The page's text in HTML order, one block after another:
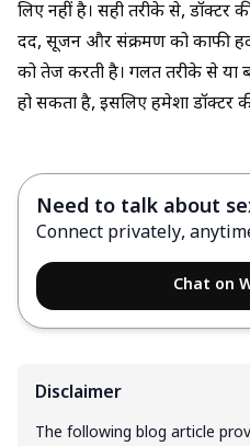
लिए नहीं है। सही तरीके से, डॉक्टर
दर्द, सूजन और संक्रमण को काफी
को तेज करती है। गलत तरीके से या
हो सकता है, इसलिए हमेशा डॉक्टर
Need to talk about
Connect privately,
Chat on
Disclaimer
The following blog article